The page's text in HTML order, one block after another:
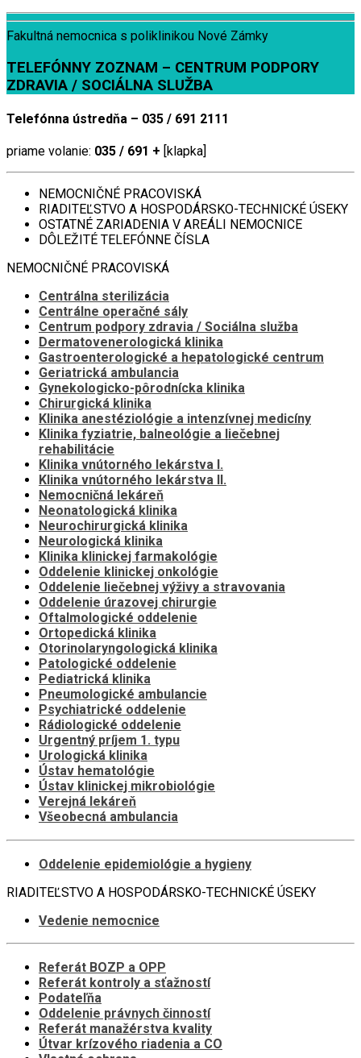
Fakultná nemocnica s poliklinikou Nové Zámky
TELEFÓNNY ZOZNAM – CENTRUM PODPORY
ZDRAVIA / SOCIÁLNA SLUŽBA
Telefónna ústredňa – 035 / 691 2111
priame volanie: 035 / 691 + [klapka]
NEMOCNIČNÉ PRACOVISKÁ
RIADITEĽSTVO A HOSPODÁRSKO-TECHNICKÉ ÚSEKY
OSTATNÉ ZARIADENIA V AREÁLI NEMOCNICE
DÔLEŽITÉ TELEFÓNNE ČÍSLA
NEMOCNIČNÉ PRACOVISKÁ
Centrálna sterilizácia
Centrálne operačné sály
Centrum podpory zdravia / Sociálna služba
Dermatovenerologická klinika
Gastroenterologické a hepatologické centrum
Geriatrická ambulancia
Gynekologicko-pôrodnícka klinika
Chirurgická klinika
Klinika anestéziológie a intenzívnej medicíny
Klinika fyziatrie, balneológie a liečebnej
rehabilitácie
Klinika vnútorného lekárstva I.
Klinika vnútorného lekárstva II.
Nemocničná lekáreň
Neonatologická klinika
Neurochirurgická klinika
Neurologická klinika
Klinika klinickej farmakológie
Oddelenie klinickej onkológie
Oddelenie liečebnej výživy a stravovania
Oddelenie úrazovej chirurgie
Oftalmologické oddelenie
Ortopedická klinika
Otorinolaryngologická klinika
Patologické oddelenie
Pediatrická klinika
Pneumologické ambulancie
Psychiatrické oddelenie
Rádiologické oddelenie
Urgentný príjem 1. typu
Urologická klinika
Ústav hematológie
Ústav klinickej mikrobiológie
Verejná lekáreň
Všeobecná ambulancia
Oddelenie epidemiológie a hygieny
RIADITEĽSTVO A HOSPODÁRSKO-TECHNICKÉ ÚSEKY
Vedenie nemocnice
Referát BOZP a OPP
Referát kontroly a sťažností
Podateľňa
Oddelenie právnych činností
Referát manažérstva kvality
Útvar krízového riadenia a CO